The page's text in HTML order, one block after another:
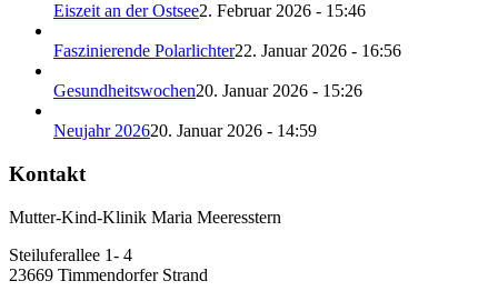
Eiszeit an der Ostsee2. Februar 2026 - 15:46
Faszinierende Polarlichter22. Januar 2026 - 16:56
Gesundheitswochen20. Januar 2026 - 15:26
Neujahr 202620. Januar 2026 - 14:59
Kontakt
Mutter-Kind-Klinik Maria Meeresstern
Steiluferallee 1- 4
23669 Timmendorfer Strand